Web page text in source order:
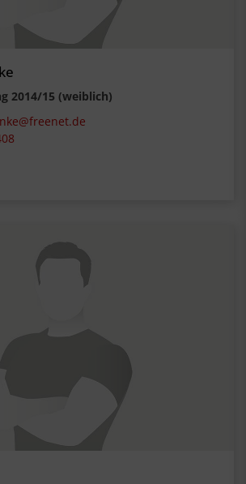
2014/15 (weiblich)